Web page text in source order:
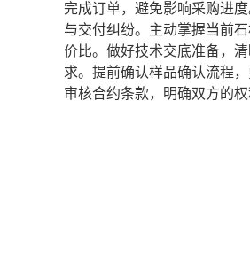
完成订单，避免影响采购进
与交付纠纷。主动掌握当前
价比。做好技术交底准备，
求。提前确认样品确认流程
审核合约条款，明确双方的